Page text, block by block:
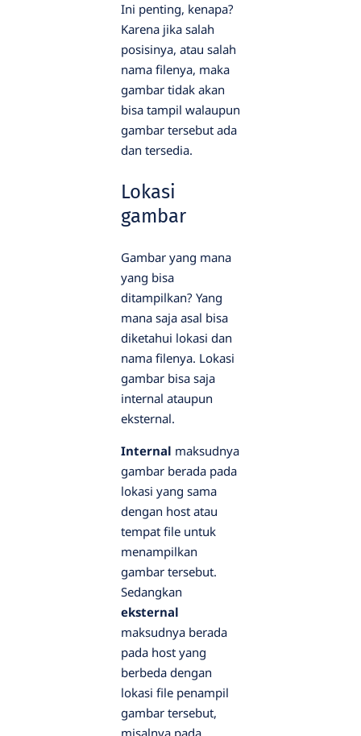
Ini penting, kenapa?
Karena jika salah
posisinya, atau salah
nama filenya, maka
gambar tidak akan
bisa tampil walaupun
gambar tersebut ada
dan tersedia.
Lokasi
gambar
Gambar yang mana
yang bisa
ditampilkan? Yang
mana saja asal bisa
diketahui lokasi dan
nama filenya. Lokasi
gambar bisa saja
internal ataupun
eksternal.
Internal maksudnya
gambar berada pada
lokasi yang sama
dengan host atau
tempat file untuk
menampilkan
gambar tersebut.
Sedangkan
eksternal
maksudnya berada
pada host yang
berbeda dengan
lokasi file penampil
gambar tersebut,
misalnya pada